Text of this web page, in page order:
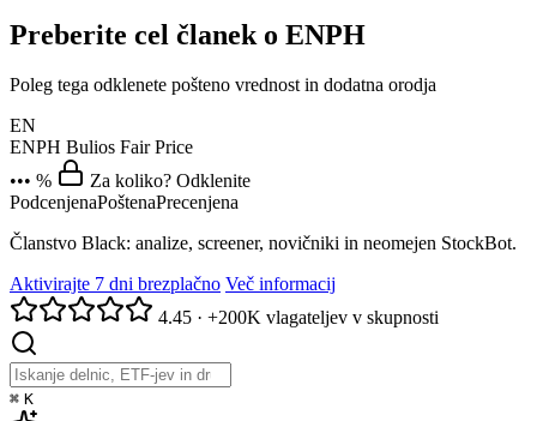
Preberite cel članek o ENPH
Poleg tega odklenete pošteno vrednost in dodatna orodja
EN
ENPH Bulios Fair Price
••• %
Za koliko? Odklenite
PodcenjenaPoštenaPrecenjena
Članstvo Black: analize, screener, novičniki in neomejen StockBot.
Aktivirajte 7 dni brezplačno Več informacij
4.45 · +200K vlagateljev v skupnosti
⌘ K